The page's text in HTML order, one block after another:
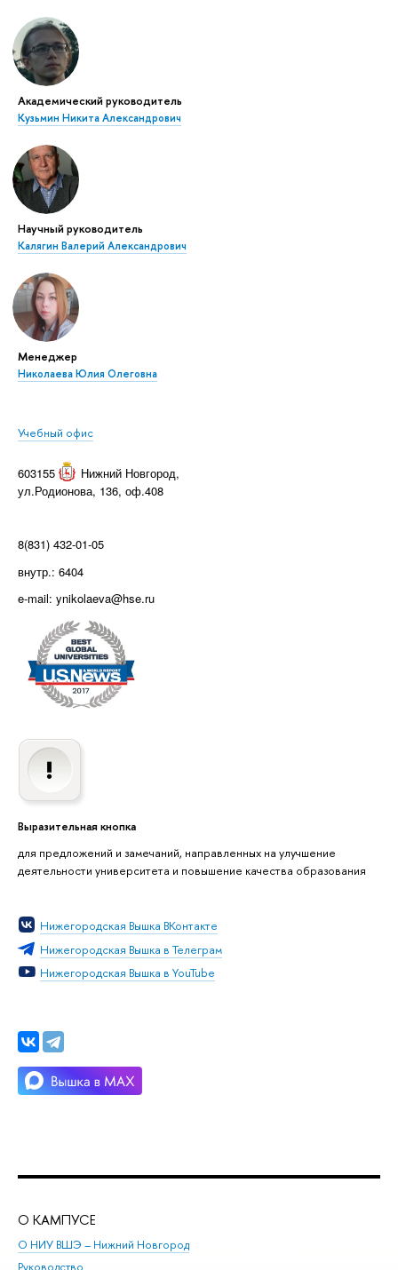
Академический руководитель
Кузьмин Никита Александрович
Научный руководитель
Калягин Валерий Александрович
Менеджер
Николаева Юлия Олеговна
Учебный офис
603155 Нижний Новгород,
ул.Родионова, 136, оф.408
8(831) 432-01-05
внутр.: 6404
e-mail: ynikolaeva@hse.ru
Выразительная кнопка
для предложений и замечаний, направленных на улучшение
деятельности университета и повышение качества образования
Нижегородская Вышка ВКонтакте
Нижегородская Вышка в Телеграм
Нижегородская Вышка в YouTube
О КАМПУСЕ
О НИУ ВШЭ – Нижний Новгород
Руководство